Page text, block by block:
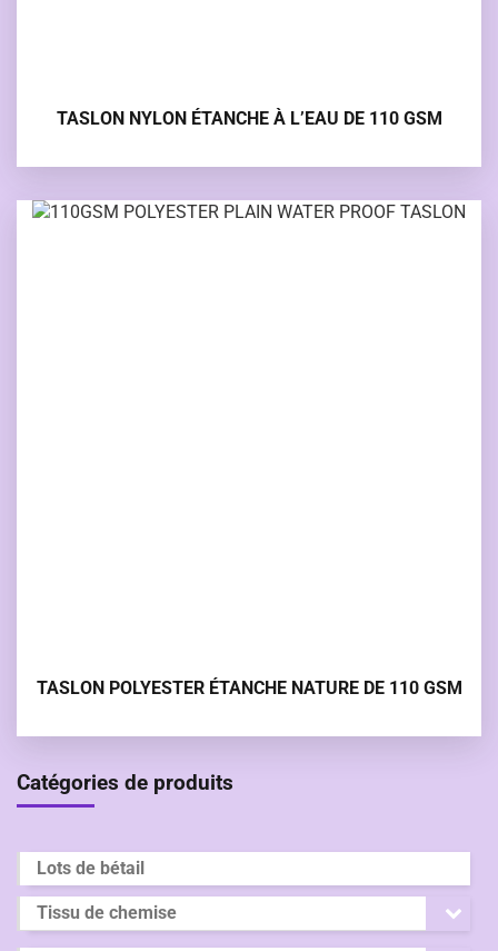
TASLON NYLON ÉTANCHE À L’EAU DE 110 GSM
TASLON POLYESTER ÉTANCHE NATURE DE 110 GSM
Catégories de produits
Lots de bétail
Tissu de chemise